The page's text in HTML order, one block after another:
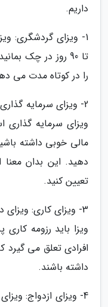
داریم.
1- ویزای گردشگری:
تا 90 روز در چک
را در کوتاه مدت می
2- ویزای سرمایه
ویزای سرمایه گذاری
مالی خوبی داشته
دهید. این بدان معنا
تعیین کنید.
3- ویزای کاری:
ویزا باید رزومه کاری
افرادی تعلق می
داشته باشند.
4- ویزای ازدواج: